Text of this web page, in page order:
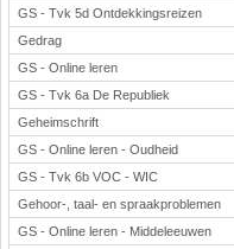
GS - Tvk 5d Ontdekkingsreizen
Gedrag
GS - Online leren
GS - Tvk 6a De Republiek
Geheimschrift
GS - Online leren - Oudheid
GS - Tvk 6b VOC - WIC
Gehoor-, taal- en spraakproblemen
GS - Online leren - Middeleeuwen